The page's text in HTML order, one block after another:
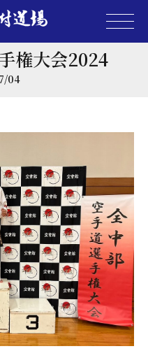
権大会2024
04